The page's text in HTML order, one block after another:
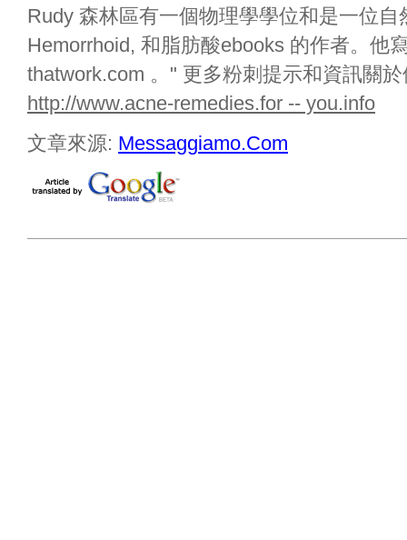
Rudy 森林區有一個物理學學位和是一位
Hemorrhoid, 和脂肪酸ebooks 的作者。他
thatwork.com 。" 更多粉刺提示和資訊關
http://www.acne-remedies.for -- you.info
文章來源: Messaggiamo.Com